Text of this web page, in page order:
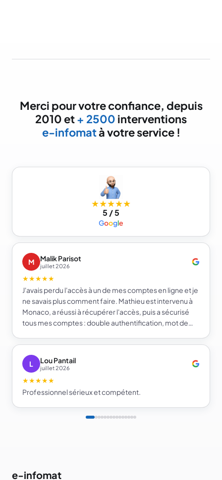
Merci pour votre confiance, depuis
2010 et+ 2500 interventions
e-infomatà votre service !
★★★★★
5 / 5
Google
M Malik Parisot
juillet 2026
★★★★★
J'avais perdu l'accès à un de mes comptes en ligne et je
ne savais plus comment faire. Mathieu est intervenu à
Monaco, a réussi à récupérer l'accès, puis a sécurisé
tous mes comptes : double authentification, mot de
beaucoup plus serein sur la sécurité de mes comptes.
Je recommande e-infomat.
L
Lou Pantail
juillet 2026
★★★★★
Professionnel sérieux et compétent.
e-infomat